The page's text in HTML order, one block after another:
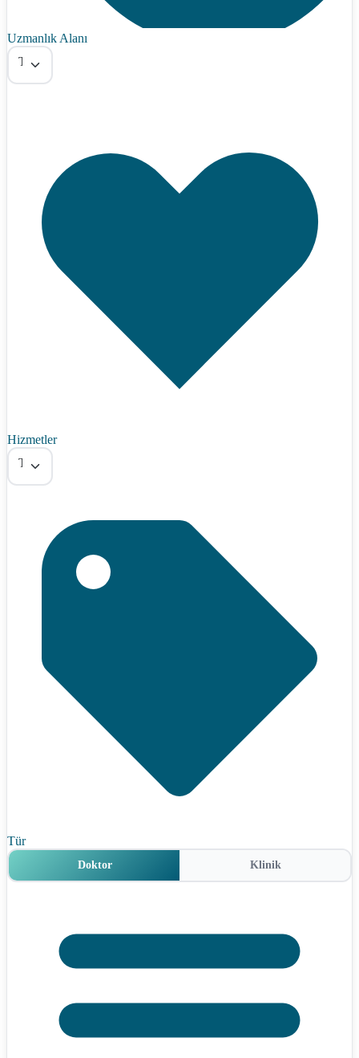
Uzmanlık Alanı
Tümü
Hizmetler
Tümü
Tür
Doktor Klinik